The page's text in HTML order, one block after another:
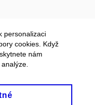
personalizaci
cookies. Když
nám